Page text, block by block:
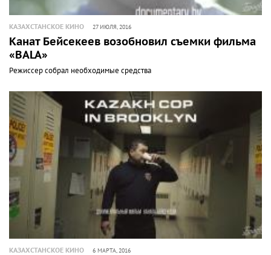
КАЗАХСТАНСКОЕ КИНО 27 ИЮЛЯ, 2016
Канат Бейсекеев возобновил съемки фильма
«BALA»
Режиссер собрал необходимые средства
КАЗАХСТАНСКОЕ КИНО 6 МАРТА, 2016